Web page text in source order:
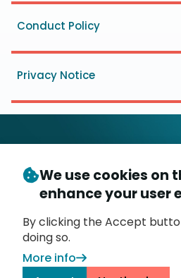
Conduct Policy
Privacy Notice
© Copyright 2026- Messaging,
Anti-Abuse Working Group (M3
P.O. Box 9125, Brea, CA 92822
We use cookies on
enhance your user
By clicking the Accept
doing so.
More info